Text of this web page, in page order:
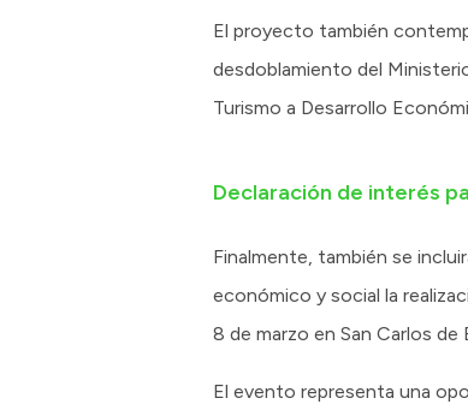
El proyecto también
desdoblamiento del
Turismo a Desarrollo
Declaración de interés
Finalmente, también se
económico y social la
8 de marzo en San Carlos de
El evento representa una